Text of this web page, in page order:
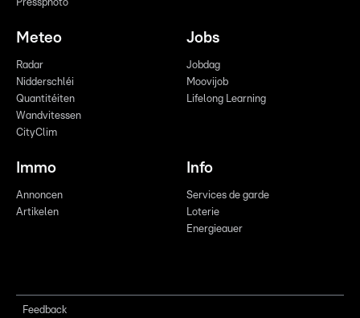
Pressphoto
Meteo
Radar
Nidderschléi
Quantitéiten
Wandvitessen
CityClim
Jobs
Jobdag
Moovijob
Lifelong Learning
Immo
Annoncen
Artikelen
Info
Services de garde
Loterie
Energieauer
Feedback